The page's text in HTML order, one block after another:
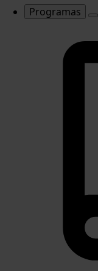
Programas